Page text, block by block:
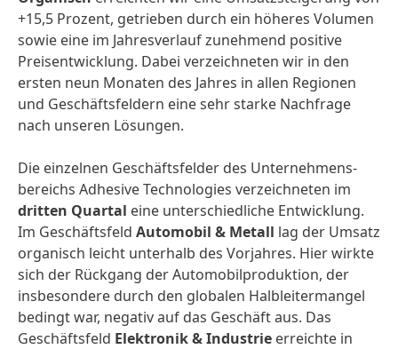
+15,5 Prozent, getrieben durch ein höheres Volumen
sowie eine im Jahresverlauf zunehmend positive
Preis­entwicklung. Dabei verzeichneten wir in den
ersten neun Monaten des Jahres in allen Regionen
und Geschäfts­feldern eine sehr starke Nachfrage
nach unseren Lösungen.
Die einzelnen Geschäfts­felder des Unternehmens­
bereichs Adhesive Technologies verzeichneten im
dritten Quartal eine unterschied­liche Entwicklung.
Im Geschäftsfeld Automobil & Metall lag der Umsatz
organisch leicht unterhalb des Vorjahres. Hier wirkte
sich der Rückgang der Automobil­produktion, der
insbesondere durch den globalen Halbleiter­mangel
bedingt war, negativ auf das Geschäft aus. Das
Geschäftsfeld Elektronik & Industrie erreichte in